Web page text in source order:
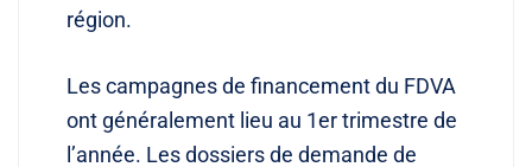
région.
Les campagnes de financement du FDVA
ont généralement lieu au 1er trimestre de
l’année. Les dossiers de demande de